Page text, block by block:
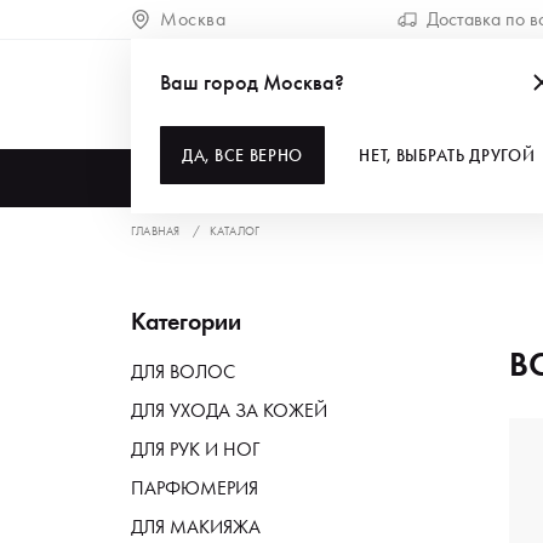
Москва Доставка по
Ваш город Москва?
ДА, ВСЕ ВЕРНО НЕТ, ВЫБРАТЬ ДРУГОЙ
ГЛАВНАЯ КАТАЛОГ
Категории
ДЛЯ ВОЛОС
ДЛЯ УХОДА ЗА КОЖЕЙ
ДЛЯ РУК И НОГ
ПАРФЮМЕРИЯ
ДЛЯ МАКИЯЖА